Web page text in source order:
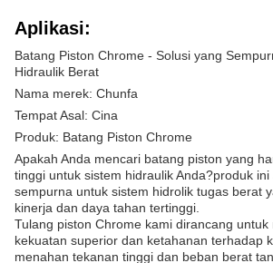
Aplikasi:
Batang Piston Chrome - Solusi yang
Hidraulik Berat
Nama merek: Chunfa
Tempat Asal: Cina
Produk: Batang Piston Chrome
Apakah Anda mencari batang piston yang
tinggi untuk sistem hidraulik Anda?produk
sempurna untuk sistem hidrolik tugas berat
kinerja dan daya tahan tertinggi.
Tulang piston Chrome kami dirancang untuk
kekuatan superior dan ketahanan terhadap
menahan tekanan tinggi dan beban berat